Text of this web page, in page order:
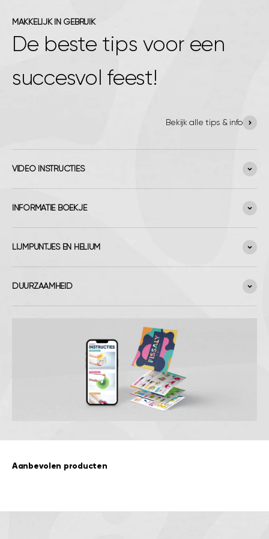
MAKKELIJK IN GEBRUIK
De beste tips voor een
succesvol feest!
Bekijk alle tips & info
VIDEO INSTRUCTIES
INFORMATIE BOEKJE
LIJMPUNTJES EN HELIUM
DUURZAAMHEID
Aanbevolen producten